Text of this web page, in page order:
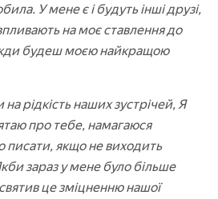
У мене є і будуть інші друзі,
на моє ставлення до
будеш моєю найкращою
рідкість наших зустрічей, Я
про тебе, намагаюся
писати, якщо не виходить
зараз у мене було більше
це зміцненню нашої